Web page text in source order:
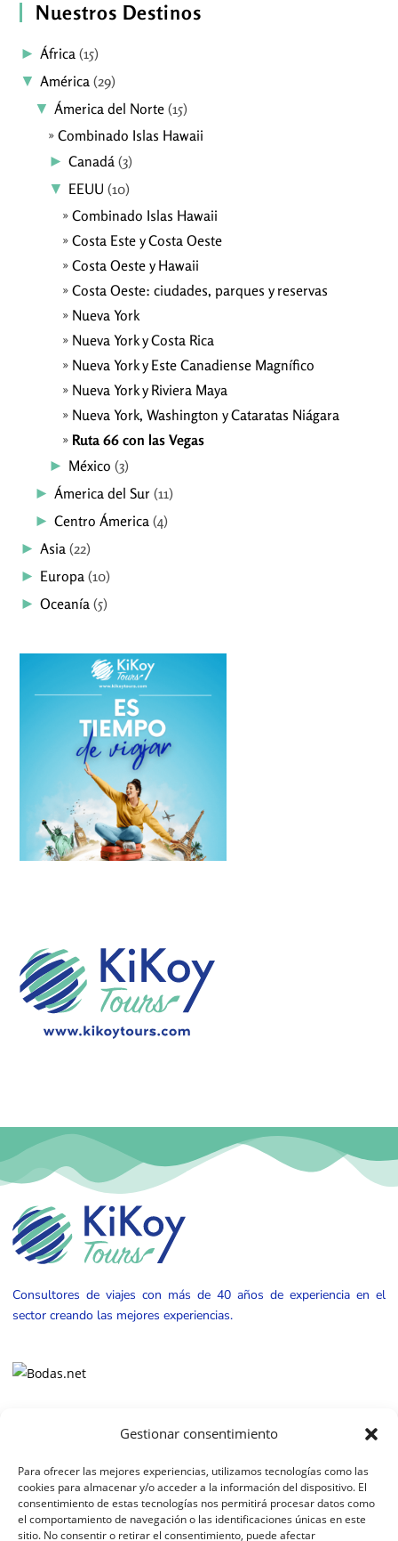
Gestionar consentimiento
Para ofrecer las mejores experiencias, utilizamos tecnologías como las
cookies para almacenar y/o acceder a la información del dispositivo. El
consentimiento de estas tecnologías nos permitirá procesar datos como
el comportamiento de navegación o las identificaciones únicas en este
sitio. No consentir o retirar el consentimiento, puede afectar
Nuestros Destinos
► África (15)
▼ América (29)
▼ Ámerica del Norte (15)
Combinado Islas Hawaii
► Canadá (3)
▼ EEUU (10)
Combinado Islas Hawaii
Costa Este y Costa Oeste
Costa Oeste y Hawaii
Costa Oeste: ciudades, parques y reservas
Nueva York
Nueva York y Costa Rica
Nueva York y Este Canadiense Magnífico
Nueva York y Riviera Maya
Nueva York, Washington y Cataratas Niágara
Ruta 66 con las Vegas
► México (3)
► Ámerica del Sur (11)
► Centro Ámerica (4)
► Asia (22)
► Europa (10)
► Oceanía (5)
Consultores de viajes con más de 40 años de experiencia en el
sector creando las mejores experiencias.
América
Asia
Europa
FAQs
Condiciones Legales
Contrato de Viaje